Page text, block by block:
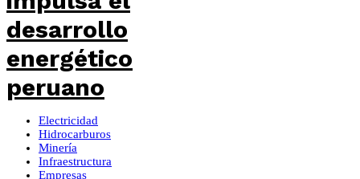
Electricidad
Hidrocarburos
Minería
Infraestructura
Empresas